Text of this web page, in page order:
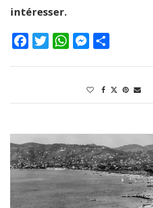
intéresser.
Facebook
Twitter
WhatsApp